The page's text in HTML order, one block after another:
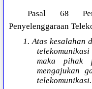
Pasal 68
Penyelenggaraan
1. Atas kesalahan
maka pihak
mengajukan
telekomunikasi.